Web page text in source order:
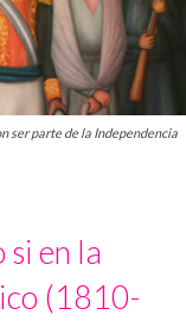
ser parte de la Independencia
en la
(1810-